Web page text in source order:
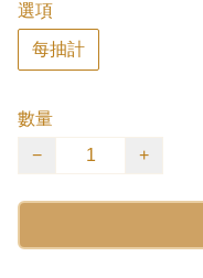
選項
每抽計
數量
−
+